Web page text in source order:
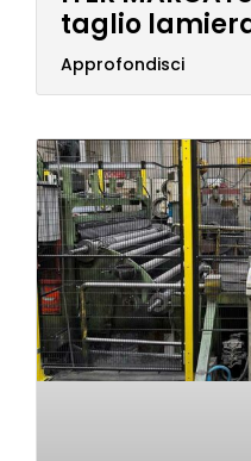
taglio
Approfondisci